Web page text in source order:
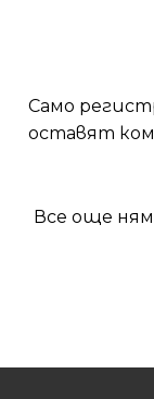
Само
оставят
Все още